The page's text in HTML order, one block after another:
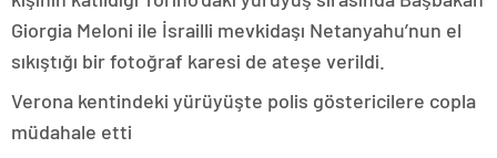
Giorgia Meloni ile İsrailli mevkidaşı Netanyahu’nun el
sıkıştığı bir fotoğraf karesi de ateşe verildi.
Verona kentindeki yürüyüşte polis göstericilere copla
müdahale etti